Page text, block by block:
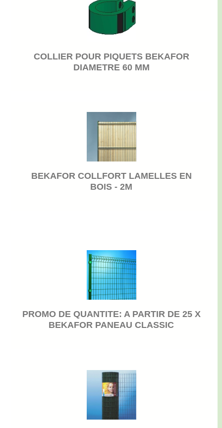
COLLIER POUR PIQUETS BEKAFOR
DIAMETRE 60 MM
BEKAFOR COLLFORT LAMELLES EN
BOIS - 2M
PROMO DE QUANTITE: A PARTIR DE 25 X
BEKAFOR PANEAU CLASSIC